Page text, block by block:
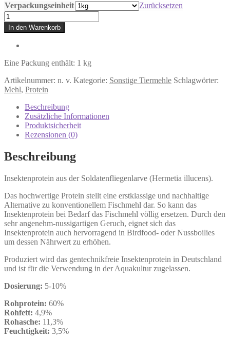
Verpackungseinheit
Zurücksetzen
Insektenprotein
Menge
In den Warenkorb
Eine Packung enthält: 1 kg
Artikelnummer: n. v. Kategorie: Sonstige Tiermehle Schlagwörter:
Mehl, Protein
Beschreibung
Zusätzliche Informationen
Produktsicherheit
Rezensionen (0)
Beschreibung
Insektenprotein aus der Soldatenfliegenlarve (Hermetia illucens).
Das hochwertige Protein stellt eine erstklassige und nachhaltige
Alternative zu konventionellem Fischmehl dar. So kann das
Insektenprotein bei Bedarf das Fischmehl völlig ersetzen. Durch den
sehr angenehm-nussigartigen Geruch, eignet sich das
Insektenprotein auch hervorragend in Birdfood- oder Nussboilies
um dessen Nährwert zu erhöhen.
Produziert wird das gentechnikfreie Insektenprotein in Deutschland
und ist für die Verwendung in der Aquakultur zugelassen.
Dosierung: 5-10%
Rohprotein: 60%
Rohfett: 4,9%
Rohasche: 11,3%
Feuchtigkeit: 3,5%